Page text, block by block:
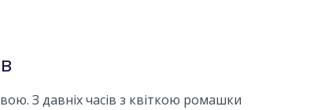
З давніх часів з квіткою ромашки